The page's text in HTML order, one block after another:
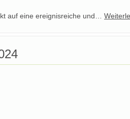
auf eine ereignisreiche und…